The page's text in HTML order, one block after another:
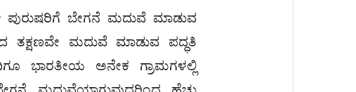
ಪುರುಷರಿಗೆ ಬೇಗನೆ ಮದುವೆ ಮಾಡುವ
ತಕ್ಷಣವೇ ಮದುವೆ ಮಾಡುವ ಪದ್ಧತಿ
ಭಾರತೀಯ ಅನೇಕ ಗ್ರಾಮಗಳಲ್ಲಿ
ಮದುವೆಯಾಗುವುದರಿಂದ ಹೆಚ್ಚು